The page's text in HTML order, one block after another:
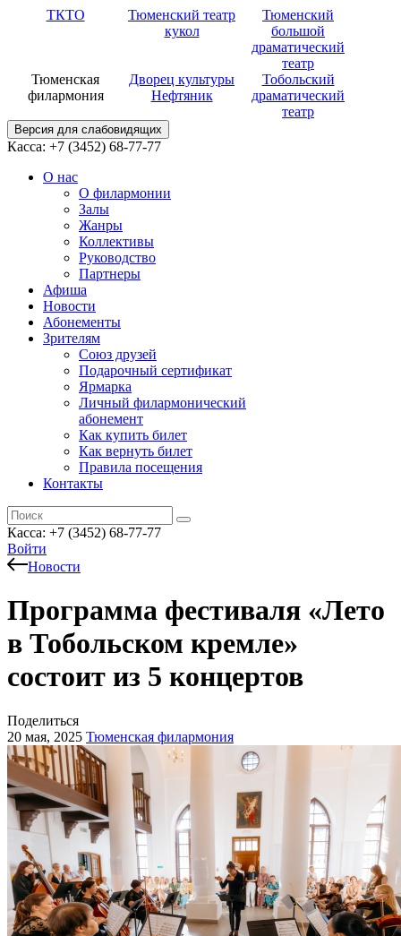
ТКТО
Тюменский театр
кукол
Тюменский
большой
драматический
театр
Тюменская
филармония
Дворец культуры
Нефтяник
Тобольский
драматический
театр
Версия для слабовидящих
Касса: +7 (3452) 68-77-77
О нас
О филармонии
Залы
Жанры
Коллективы
Руководство
Партнеры
Афиша
Новости
Абонементы
Зрителям
Союз друзей
Подарочный сертификат
Ярмарка
Личный филармонический
абонемент
Как купить билет
Как вернуть билет
Правила посещения
Контакты
Касса: +7 (3452) 68-77-77
Войти
Новости
Программа фестиваля «Лето
в Тобольском кремле»
состоит из 5 концертов
Поделиться
20 мая, 2025 Тюменская филармония